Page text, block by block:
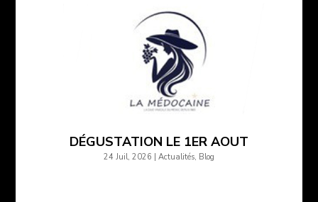
DÉGUSTATION LE 1ER AOUT
24 Juil, 2026 Actualités, Blog